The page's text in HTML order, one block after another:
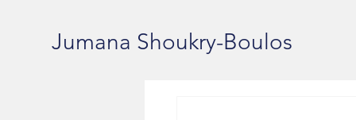
Jumana Shoukry-Boulos